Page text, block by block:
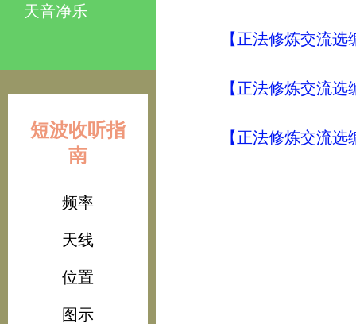
天音净乐
短波收听指
南
频率
天线
位置
图示
【正法修炼交流
【正法修炼交流
【正法修炼交流